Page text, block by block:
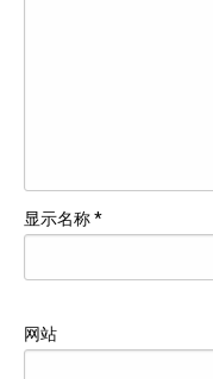
显示名称*
网站